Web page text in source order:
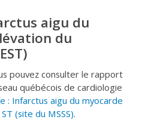
aigu du
du
pouvez consulter le rapport
québécois de cardiologie
: Infarctus aigu du myocarde
(site du MSSS).